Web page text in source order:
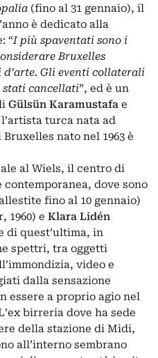
(fino al 31 gennaio), il
è dedicato alla
“I più spaventati sono i
Bruxelles
Gli eventi collaterali
stati cancellati”, ed è un
Gülsün Karamustafa e
turca nata ad
nato nel 1963 è
al Wiels, il centro di
dove sono
fino al 10 gennaio)
1960) e Klara Lidén
di quest’ultima, in
spettri, tra oggetti
video e
dalla sensazione
essere a proprio agio nel
birreria dove ha sede
della stazione di Midi,
all’interno sembrano